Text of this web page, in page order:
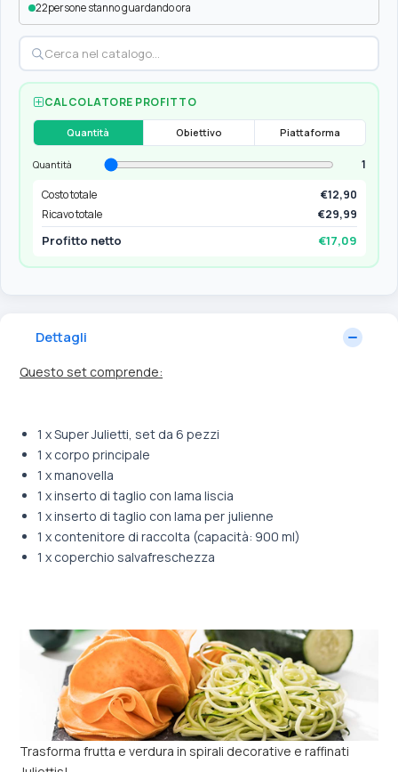
22persone stanno guardando ora
CALCOLATORE PROFITTO
Quantità Obiettivo Piattaforma
Quantità
1
Costo totale
€12,90
Ricavo totale
€29,99
Profitto netto €17,09
Dettagli
Questo set comprende:
1 x Super Julietti, set da 6 pezzi
1 x corpo principale
1 x manovella
1 x inserto di taglio con lama liscia
1 x inserto di taglio con lama per julienne
1 x contenitore di raccolta (capacità: 900 ml)
1 x coperchio salvafreschezza
Trasforma frutta e verdura in spirali decorative e raffinati